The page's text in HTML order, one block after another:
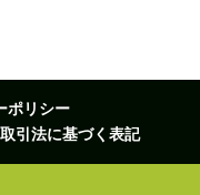
ポリシー
引法に基づく表記